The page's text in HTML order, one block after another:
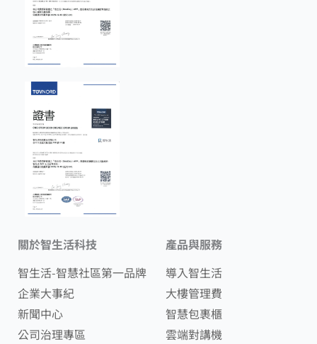
關於智生活科技
智生活-智慧社區第一品牌
企業大事紀
新聞中心
公司治理專區
產品與服務
導入智生活
大樓管理費
智慧包裹櫃
雲端對講機